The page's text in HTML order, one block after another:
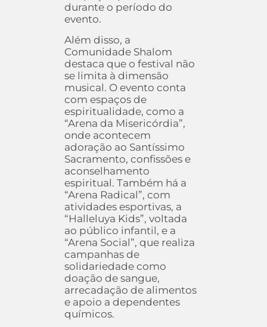
durante o período do
evento.
Além disso, a
Comunidade Shalom
destaca que o festival não
se limita à dimensão
musical. O evento conta
com espaços de
espiritualidade, como a
“Arena da Misericórdia”,
onde acontecem
adoração ao Santíssimo
Sacramento, confissões e
aconselhamento
espiritual. Também há a
“Arena Radical”, com
atividades esportivas, a
“Halleluya Kids”, voltada
ao público infantil, e a
“Arena Social”, que realiza
campanhas de
solidariedade como
doação de sangue,
arrecadação de alimentos
e apoio a dependentes
químicos.